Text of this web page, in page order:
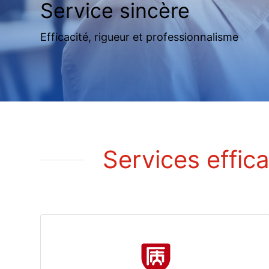
Service sincère
Efficacité, rigueur et professionnalisme
Services